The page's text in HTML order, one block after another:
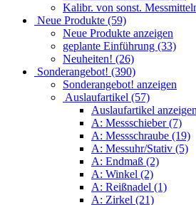
Kalibr. von sonst.
Neue Produkte (59)
Neue Produkte anzeigen
geplante Einführung (33)
Neuheiten! (26)
Sonderangebot! (390)
Sonderangebot! anzeigen
Auslaufartikel (57)
Auslaufartikel anzeigen
A: Messschieber (7)
A: Messschraube (19)
A: Messuhr/Stativ (5)
A: Endmaß (2)
A: Winkel (2)
A: Reißnadel (1)
A: Zirkel (21)